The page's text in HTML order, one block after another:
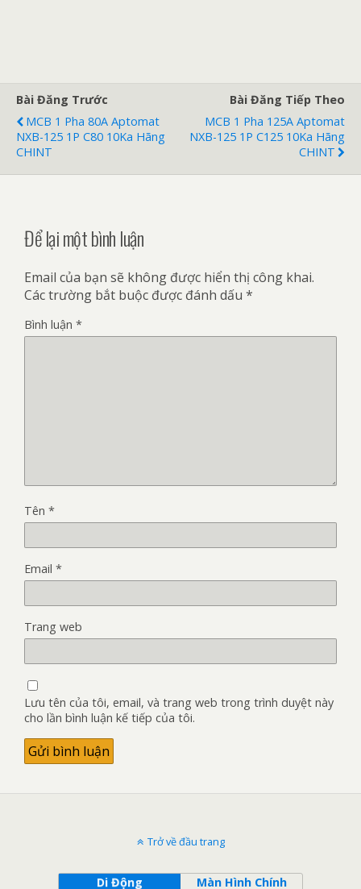
Bài Đăng Trước
MCB 1 Pha 80A Aptomat
NXB-125 1P C80 10Ka Hãng
CHINT
Bài Đăng Tiếp Theo
MCB 1 Pha 125A Aptomat
NXB-125 1P C125 10Ka Hãng
CHINT
Để lại một bình luận
Email của bạn sẽ không được hiển thị công khai.
Các trường bắt buộc được đánh dấu *
Bình luận *
Tên *
Email *
Trang web
Lưu tên của tôi, email, và trang web trong trình duyệt này
cho lần bình luận kế tiếp của tôi.
Trở về đầu trang
Di Động Màn Hình Chính